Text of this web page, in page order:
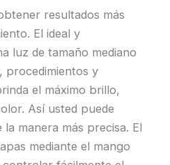
resultados más
El ideal y
luz de tamaño mediano
procedimientos y
el máximo brillo,
Así usted puede
manera más precisa. El
mediante el mango